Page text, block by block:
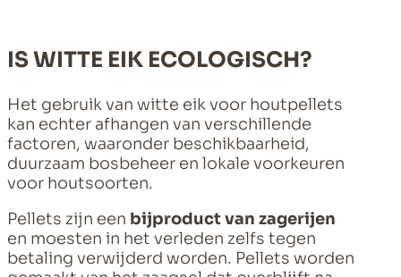
IS WITTE EIK ECOLOGISCH?
Het gebruik van witte eik voor houtpellets
kan echter afhangen van verschillende
factoren, waaronder beschikbaarheid,
duurzaam bosbeheer en lokale voorkeuren
voor houtsoorten.
Pellets zijn een bijproduct van zagerijen
en moesten in het verleden zelfs tegen
betaling verwijderd worden. Pellets worden